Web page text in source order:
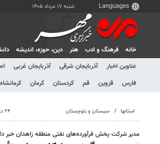
شنبه ۱۷ مرداد ۱۴۰۵
خانه فرهنگ و ادب هنر دين، حوزه، انديشه
عناوین اخبار
آذربایجان شرقی آذربایجان غربی
فارس
قزوین قم کردستان کرمان کرمانشاه
استانها سیستان و بلوچستان ۲۴ دی ۱۴۰۲، ۱۳:۳۲
مدیر شرکت پخش فرآورده‌های نفتی منطقه زاهدان خبر